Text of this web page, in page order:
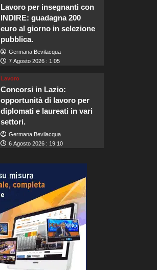
Lavoro per insegnanti con
INDIRE: guadagna 200
euro al giorno in selezione
pubblica.
Germana Bevilacqua
7 Agosto 2026 : 1:05
Lavoro
Concorsi in Lazio:
opportunità di lavoro per
diplomati e laureati in vari
settori.
Germana Bevilacqua
6 Agosto 2026 : 19:10